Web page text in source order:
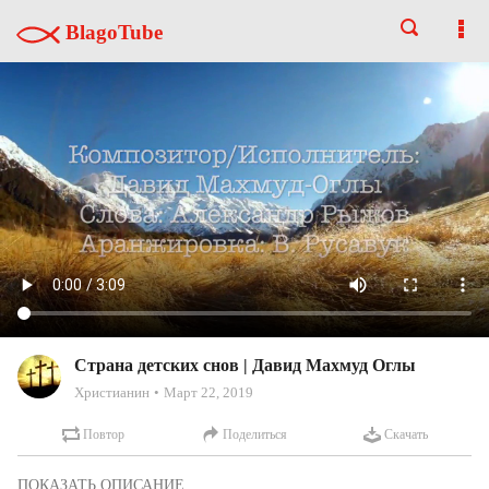
BlagoTube
Страна детских снов | Давид Махмуд Оглы
Христианин Март 22, 2019
Повтор Поделиться Скачать
Композитор/Исполняет песню Давид Махмуд-Оглы